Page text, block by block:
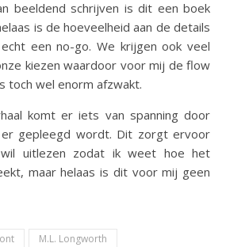
beeldend schrijven is dit een boek
is de hoeveelheid aan de details
een no-go. We krijgen ook veel
kiezen waardoor voor mij de flow
toch wel enorm afzwakt.
komt er iets van spanning door
gepleegd wordt. Dit zorgt ervoor
uitlezen zodat ik weet hoe het
maar helaas is dit voor mij geen
M.L. Longworth